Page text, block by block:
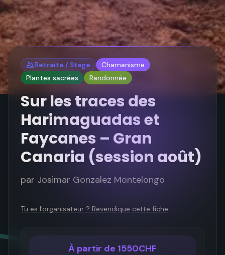
Retraite / Stage
Chamanisme
Plantes sacrées
Randonnée
Sur les traces des
Harimaguadas et
Faycanes – Gran
Canaria (session août)
par Josimar Gonzalez Montelongo
Tu es l'organisateur ? Revendique cette fiche
À partir de 1550CHF